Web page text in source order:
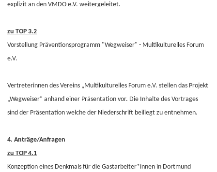
explizit an den VMDO e.V. weitergeleitet.
zu TOP 3.2
Vorstellung Präventionsprogramm "Wegweiser" - Multikulturelles Forum
e.V.
Vertreterinnen des Vereins „Multikulturelles Forum e.V. stellen das Projekt
„Wegweiser“ anhand einer Präsentation vor. Die Inhalte des Vortrages
sind der Präsentation welche der Niederschrift beiliegt zu entnehmen.
4. Anträge/Anfragen
zu TOP 4.1
Konzeption eines Denkmals für die Gastarbeiter*innen in Dortmund